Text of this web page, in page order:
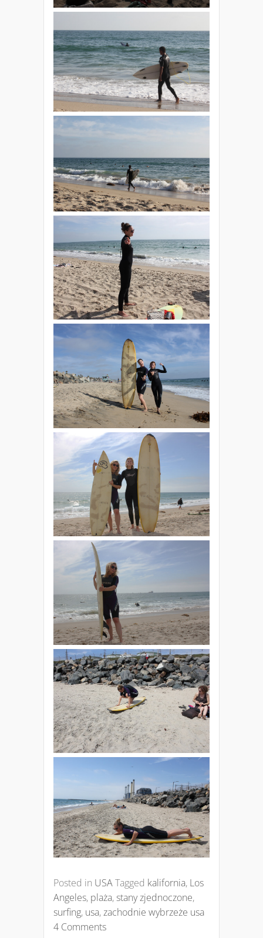
Posted in USATagged kalifornia, Los
Angeles, plaża,stany zjednoczone,
surfing, usa,zachodnie wybrzeże usa
4 Comments